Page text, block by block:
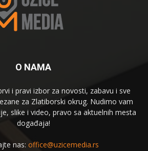
O NAMA
i pravi izbor za novosti, zabavu i sve
za Zlatiborski okrug. Nudimo vam
slike i video, pravo sa aktuelnih mesta
događaja!
nas: office@uzicemedia.rs